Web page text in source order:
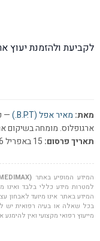
לקביעת ולהזמנת יעוץ
מאת: מאיר אפל (B.P.T.)
—
ארגופלוס. מומחה בשיקום
תאריך פרסום:
המידע המופיע באתר
למטרות מידע כללי בלבד ואינו
המידע באתר אינו מיועד לאבחון
בכל שאלה או בעיה רפואית יש
מייעוץ רפואי מקצועי ואין